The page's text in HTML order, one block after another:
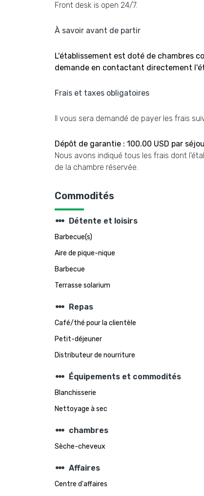
Front desk is open 24/7.
À savoir avant de partir
L'établissement est doté de chambres
demande en contactant directement
Frais et taxes obligatoires
Il vous sera demandé de payer les frais
Dépôt de garantie : 100.00 USD par
Nous avons indiqué tous les frais dont
de la chambre réservée.
Commodités
steppers Détente et loisirs
Barbecue(s)
Aire de pique-nique
Barbecue
Terrasse solarium
steppers Repas
Café/thé pour la clientèle
Petit-déjeuner
Distributeur de nourriture
steppers Équipements et commodités
Blanchisserie
Nettoyage à sec
steppers chambres
Sèche-cheveux
steppers Affaires
Centre d'affaires